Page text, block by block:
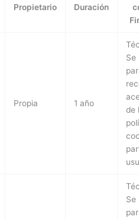
Propietario Duración
Propia 1 año
Se
de
Se